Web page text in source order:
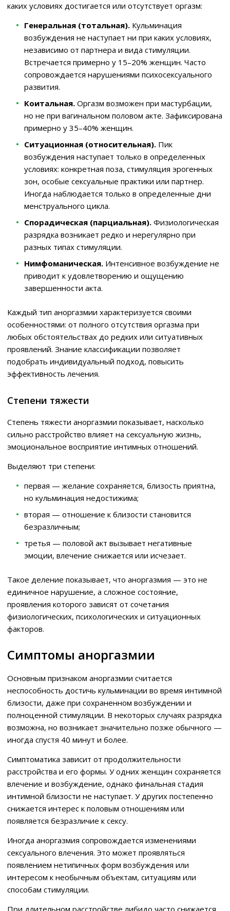
каких условиях достигается или отсутствует оргазм:
Генеральная (тотальная). Кульминация
возбуждения не наступает ни при каких условиях,
независимо от партнера и вида стимуляции.
Встречается примерно у 15–20% женщин. Часто
сопровождается нарушениями психосексуального
развития.
Коитальная. Оргазм возможен при мастурбации,
но не при вагинальном половом акте. Зафиксирована
примерно у 35–40% женщин.
Ситуационная (относительная). Пик
возбуждения наступает только в определенных
условиях: конкретная поза, стимуляция эрогенных
зон, особые сексуальные практики или партнер.
Иногда наблюдается только в определенные дни
менструального цикла.
Спорадическая (парциальная). Физиологическая
разрядка возникает редко и нерегулярно при
разных типах стимуляции.
Нимфоманическая. Интенсивное возбуждение не
приводит к удовлетворению и ощущению
завершенности акта.
Каждый тип аноргазмии характеризуется своими
особенностями: от полного отсутствия оргазма при
любых обстоятельствах до редких или ситуативных
проявлений. Знание классификации позволяет
подобрать индивидуальный подход, повысить
эффективность лечения.
Степени тяжести
Степень тяжести аноргазмии показывает, насколько
сильно расстройство влияет на сексуальную жизнь,
эмоциональное восприятие интимных отношений.
Выделяют три степени:
первая — желание сохраняется, близость приятна,
но кульминация недостижима;
вторая — отношение к близости становится
безразличным;
третья — половой акт вызывает негативные
эмоции, влечение снижается или исчезает.
Такое деление показывает, что аноргазмия — это не
единичное нарушение, а сложное состояние,
проявления которого зависят от сочетания
физиологических, психологических и ситуационных
факторов.
Симптомы аноргазмии
Основным признаком аноргазмии считается
неспособность достичь кульминации во время интимной
близости, даже при сохраненном возбуждении и
полноценной стимуляции. В некоторых случаях разрядка
возможна, но возникает значительно позже обычного —
иногда спустя 40 минут и более.
Симптоматика зависит от продолжительности
расстройства и его формы. У одних женщин сохраняется
влечение и возбуждение, однако финальная стадия
интимной близости не наступает. У других постепенно
снижается интерес к половым отношениям или
появляется безразличие к сексу.
Иногда аноргазмия сопровождается изменениями
сексуального влечения. Это может проявляться
появлением нетипичных форм возбуждения или
интересом к необычным объектам, ситуациям или
способам стимуляции.